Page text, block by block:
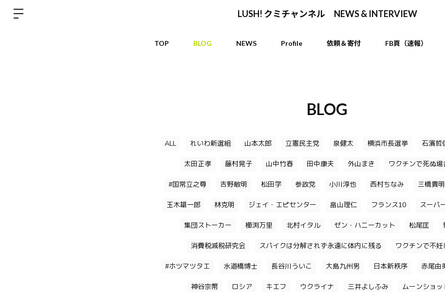
LUSH! クミチャンネル NEWS & INTERVIEW
TOP BLOG NEWS Profile 依頼＆寄付 FB頁（速報）
BLOG
ALL れいわ新選組 山本太郎 立憲民主党 泉健太 横浜市長選挙 石濱哲
太田正孝 藤村晃子 山中竹春 田中康夫 外山まき ワクチンで死ぬ
#国常立之尊 吉野敏明 松田学 参政党 小川淳也 西村ちなみ 三橋貴明
玉木雄一郎 林克明 ジェイ・エピセンター 畠山理仁 フランス10 スーパ
集団ストーカー 櫛渕万里 北村イタル ゼン・ハニーカット 松尾匡
消費税減税研究会 スパイクは分解されず永遠に体内に残る ワクチンで不妊
#ホツマツタエ 水道橋博士 長谷川ういこ 大島九州男 日本新秩序 赤尾由
神谷宗幣 ロシア キエフ ウクライナ 三井よしふみ ムーンショッ